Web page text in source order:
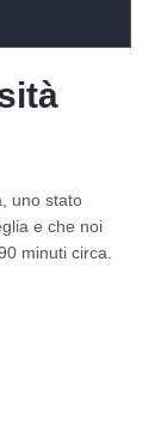
uno stato
e che noi
minuti circa.